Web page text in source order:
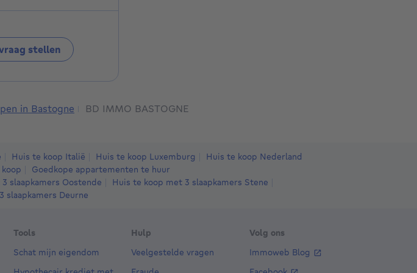
stellen
in Bastogne BD IMMO BASTOGNE
Huis te koop Italië Huis te koop Luxemburg
Huis te koop Nederland
Goedkope appartementen te huur
slaapkamers Oostende
Huis te koop met 3 slaapkamers Stene
slaapkamers Deurne
Tools
Schat mijn eigendom
Hulp
Veelgestelde vragen
Volg ons
Immoweb Blog